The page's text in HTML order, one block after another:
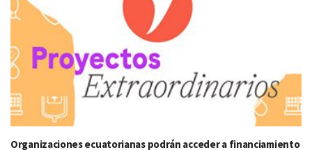
Organizaciones ecuatorianas podrán acceder a financiamiento